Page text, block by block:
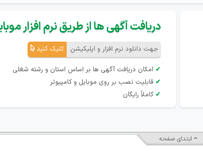
دریافت آگهی ها از طریق نرم افزار
جهت دانلود نرم افزار و اپلیکیشن کلیک کنید
✔ امکان دریافت آگهی ها بر اساس استان و رشته شغلی
✔ قابلیت نصب بر روی موبایل و کامپیوتر
✔ کاملاً رایگان
ابتدای صفحه